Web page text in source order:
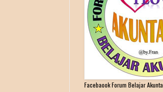
Facebaook Forum Belajar